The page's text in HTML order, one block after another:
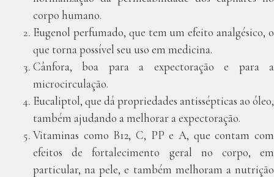
corpo humano.
Eugenol perfumado, que tem um efeito analgésico, o
que torna possível seu uso em medicina.
Cânfora, boa para a expectoração e para a
microcirculação.
Eucaliptol, que dá propriedades antissépticas ao óleo,
também ajudando a melhorar a expectoração.
Vitaminas como B12, C, PP e A, que contam com
efeitos de fortalecimento geral no corpo, em
particular, na pele, e também melhoram a nutrição